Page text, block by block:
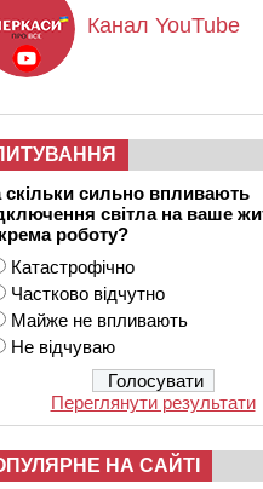
Канал YouTube
скільки сильно впливають
світла на ваше
роботу?
Катастрофічно
Частково відчутно
Майже не впливають
Не відчуваю
Переглянути результати
НА САЙТІ